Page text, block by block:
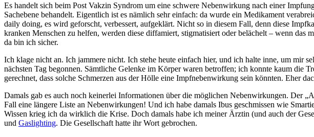
Es handelt sich beim Post Vakzin Syndrom um eine schwere Nebenwirkung nach einer
Sachebene behandelt. Eigentlich ist es nämlich sehr einfach: da wurde ein Medikament
daily doing, es wird geforscht, verbessert, aufgeklärt. Nicht so in diesem Fall, denn diese
kranken Menschen zu helfen, werden diese diffamiert, stigmatisiert oder belächelt – wenn das
da bin ich sicher.
Ich klage nicht an. Ich jammere nicht. Ich stehe heute einfach hier, und ich halte inne, um mir
nächsten Tag begonnen. Sämtliche Gelenke im Körper waren betroffen; ich konnte kaum die
gerechnet, dass solche Schmerzen aus der Hölle eine Impfnebenwirkung sein könnten. Eher
Damals gab es auch noch keinerlei Informationen über die möglichen Nebenwirkungen. Der
Fall eine längere Liste an Nebenwirkungen! Und ich habe damals Ibus geschmissen wie
Wissen krieg ich da wirklich die Krise. Doch damals habe ich meiner Ärztin (und auch der
und Gaslighting. Die Gesellschaft hatte ihr Wort gebrochen.